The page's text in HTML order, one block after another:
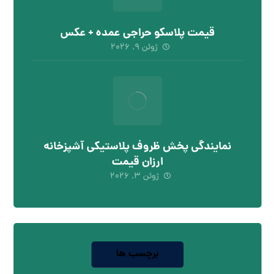
قیمت پلاسکو حراجی عمده + عکس
ژوئن ۹, ۲۰۲۶
نمایندگی پخش ظروف پلاستیکی آشپزخانه
ارزان قیمت
ژوئن ۳, ۲۰۲۶
برچسب ها